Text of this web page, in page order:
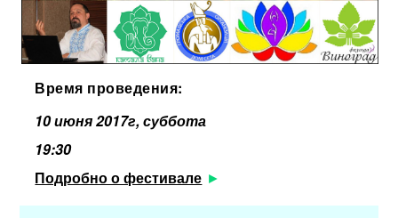
Время проведения:
10 июня 2017г, суббота
19:30
Подробно о фестивале